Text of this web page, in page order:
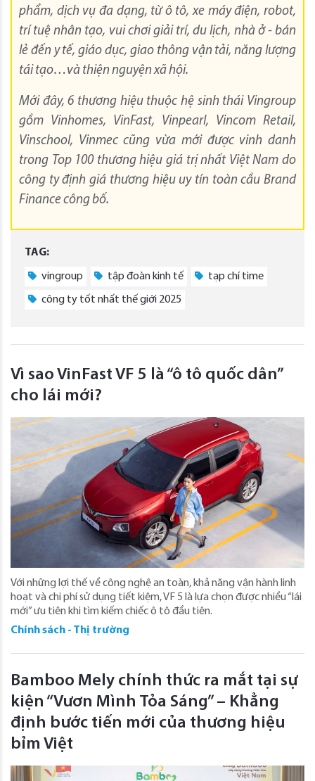
phẩm, dịch vụ đa dạng, từ ô tô, xe máy điện, robot,
trí tuệ nhân tạo, vui chơi giải trí, du lịch, nhà ở - bán
lẻ đến y tế, giáo dục, giao thông vận tải, năng lượng
tái tạo…và thiện nguyện xã hội.
Mới đây, 6 thương hiệu thuộc hệ sinh thái Vingroup
gồm Vinhomes, VinFast, Vinpearl, Vincom Retail,
Vinschool, Vinmec cũng vừa mới được vinh danh
trong Top 100 thương hiệu giá trị nhất Việt Nam do
công ty định giá thương hiệu uy tín toàn cầu Brand
Finance công bố.
TAG:
vingroup tập đoàn kinh tế tạp chí time
công ty tốt nhất thế giới 2025
Vì sao VinFast VF 5 là “ô tô quốc dân”
cho lái mới?
Với những lợi thế về công nghệ an toàn, khả năng vận hành linh
hoạt và chi phí sử dụng tiết kiệm, VF 5 là lựa chọn được nhiều “lái
mới” ưu tiên khi tìm kiếm chiếc ô tô đầu tiên.
Chính sách - Thị trường
Bamboo Mely chính thức ra mắt tại sự
kiện “Vươn Mình Tỏa Sáng” – Khẳng
định bước tiến mới của thương hiệu
bỉm Việt